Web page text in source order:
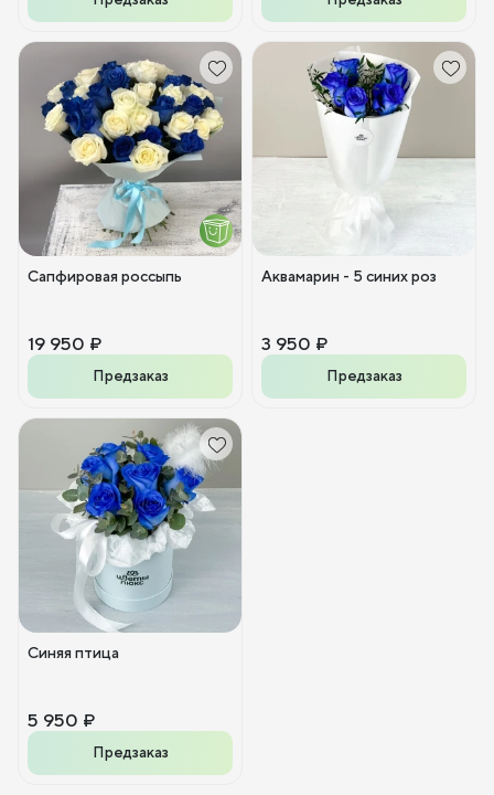
Сапфировая россыпь
19 950 ₽
Предзаказ
Аквамарин - 5 синих роз
3 950 ₽
Предзаказ
Синяя птица
5 950 ₽
Предзаказ